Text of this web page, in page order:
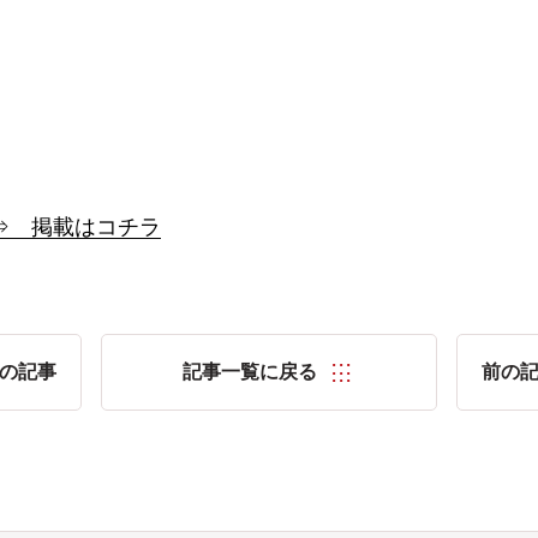
掲載はコチラ
記事 記事一覧に戻る 前の